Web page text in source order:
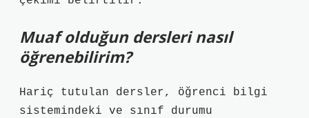
Muaf olduğun dersleri nasıl
öğrenebilirim?
Hariç tutulan dersler, öğrenci bilgi
sistemindeki ve sınıf durumu